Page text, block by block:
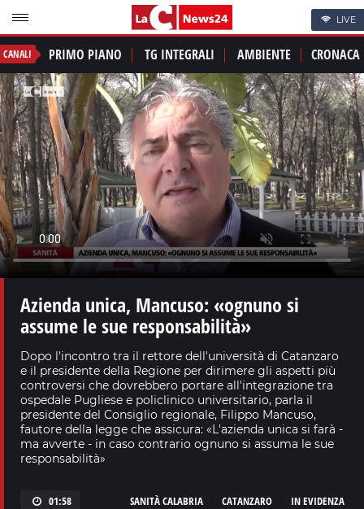
LIVE
CANALI PRIMO PIANO TG INTEGRALI AMBIENTE CRONACA
Azienda unica, Mancuso: «ognuno si
assume le sue responsabilità»
Dopo l'incontro tra il rettore dell'università di Catanzaro
e il presidente della Regione per dirimere gli aspetti più
controversi che dovrebbero portare all'integrazione tra
ospedale Pugliese e policlinico universitario, parla il
presidente del Consiglio regionale, Filippo Mancuso,
fautore della legge che assicura: «L'azienda unica si farà -
ma avverte - in caso contrario ognuno si assuma le sue
responsabilità»
01:58 IN EVIDENZA
CATANZARO
SANITÀ CALABRIA